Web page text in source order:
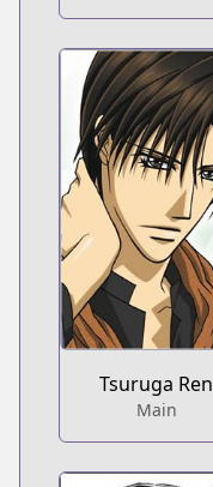
Tsuruga Ren
Main